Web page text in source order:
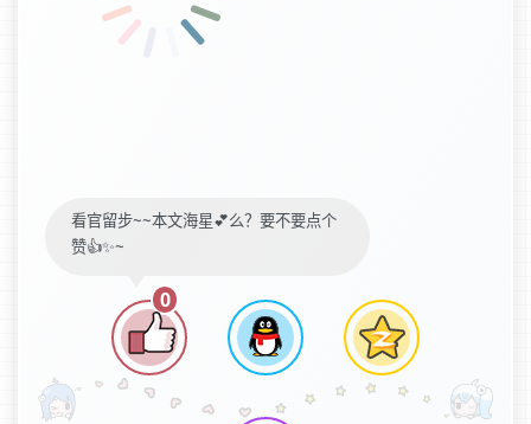
看官留步~~本文海星💕么？要不要点个
赞👍✨~
0